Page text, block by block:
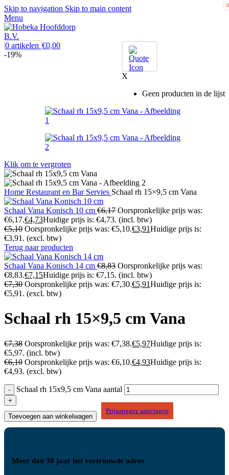
Skip to navigation Skip to main content
Menu
0
X
Geen producten in de lijst
0 artikelen €0,00
-19%
Klik om te vergroten
Home Restaurant en Bar Servies Schaal rh 15×9,5 cm Vana
Schaal Vana Konisch 10 cm €6,17 Oorspronkelijke prijs was:
€6,17.€4,73Huidige prijs is: €4,73. (incl. btw)
€5,10 Oorspronkelijke prijs was: €5,10.€3,91Huidige prijs is:
€3,91. (excl. btw)
Terug naar producten
Schaal Vana Konisch 14 cm €8,83 Oorspronkelijke prijs was:
€8,83.€7,15Huidige prijs is: €7,15. (incl. btw)
€7,30 Oorspronkelijke prijs was: €7,30.€5,91Huidige prijs is:
€5,91. (excl. btw)
Schaal rh 15×9,5 cm Vana
€7,38 Oorspronkelijke prijs was: €7,38.€5,97Huidige prijs is:
€5,97. (incl. btw)
€6,10 Oorspronkelijke prijs was: €6,10.€4,93Huidige prijs is:
€4,93. (excl. btw)
Schaal rh 15x9,5 cm Vana aantal
Toevoegen aan winkelwagen
Prijsopgave aanvragen
Meer dan 30 jaar het vertrouwde adres